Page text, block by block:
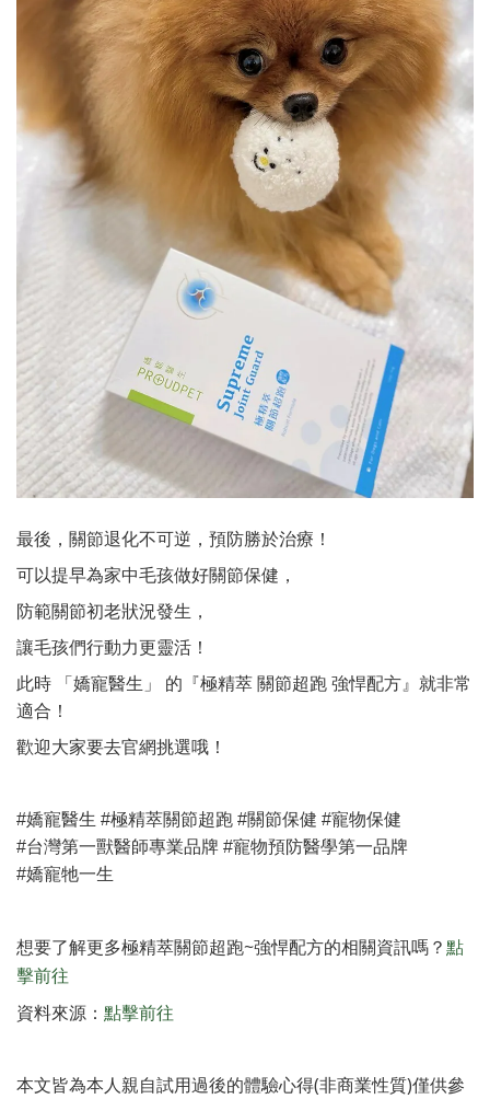
最後，關節退化不可逆，預防勝於治療！
可以提早為家中毛孩做好關節保健，
防範關節初老狀況發生，
讓毛孩們行動力更靈活！
此時 「嬌寵醫生」 的『極精萃 關節超跑 強悍配方』就非常
適合！
歡迎大家要去官網挑選哦！
#嬌寵醫生 #極精萃關節超跑 #關節保健 #寵物保健
#台灣第一獸醫師專業品牌 #寵物預防醫學第一品牌
#嬌寵牠一生
想要了解更多極精萃關節超跑~強悍配方的相關資訊嗎？ 點
擊前往
資料來源： 點擊前往
本文皆為本人親自試用過後的體驗心得(非商業性質)僅供參